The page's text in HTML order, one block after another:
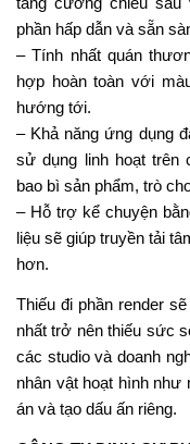
phần hấp dẫn và sẵn
– Tính nhất quán
hợp hoàn toàn với
hướng tới.
– Khả năng ứng dụng
sử dụng linh hoạt trên
bao bì sản phẩm, trò
– Hỗ trợ kể chuyện
liệu sẽ giúp truyền tải
hơn.
Thiếu đi phần render
nhất trở nên thiếu sức
các studio và doanh
nhân vật hoạt hình như
án và tạo dấu ấn riêng.